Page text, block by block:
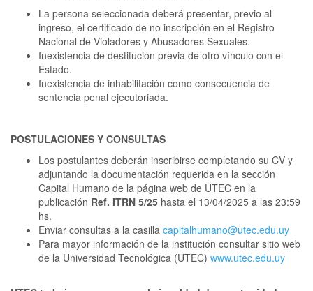
La persona seleccionada deberá presentar, previo al
ingreso, el certificado de no inscripción en el Registro
Nacional de Violadores y Abusadores Sexuales.
Inexistencia de destitución previa de otro vínculo con el
Estado.
Inexistencia de inhabilitación como consecuencia de
sentencia penal ejecutoriada.
POSTULACIONES Y CONSULTAS
Los postulantes deberán inscribirse completando su CV y
adjuntando la documentación requerida en la sección
Capital Humano de la página web de UTEC en la
publicación Ref. ITRN 5/25 hasta el 13/04/2025 a las 23:59
hs.
Enviar consultas a la casilla capitalhumano@utec.edu.uy
Para mayor información de la institución consultar sitio web
de la Universidad Tecnológica (UTEC) www.utec.edu.uy